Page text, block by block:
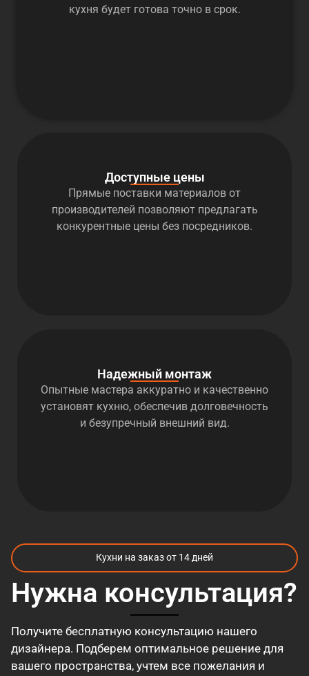
кухня будет готова точно в срок.
Доступные цены
Прямые поставки материалов от
производителей позволяют предлагать
конкурентные цены без посредников.
Надежный монтаж
Опытные мастера аккуратно и качественно
установят кухню, обеспечив долговечность
и безупречный внешний вид.
Кухни на заказ от 14 дней
Нужна консультация?
Получите бесплатную консультацию нашего
дизайнера. Подберем оптимальное решение для
вашего пространства, учтем все пожелания и